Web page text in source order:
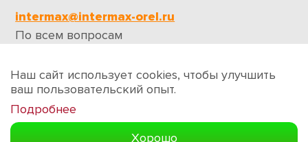
intermax@intermax-orel.ru
По всем вопросам
Обратная связь
Наш сайт использует cookies, чтобы улучшить
ваш пользовательский опыт.
Подробнее
Хорошо